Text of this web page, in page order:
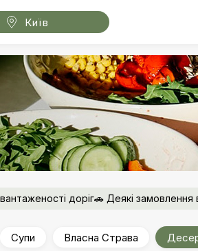
Київ
доріг🚗 Деякі
Супи Власна Страва